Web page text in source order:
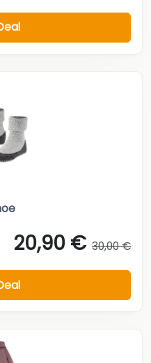
20,90 € 30,00 €